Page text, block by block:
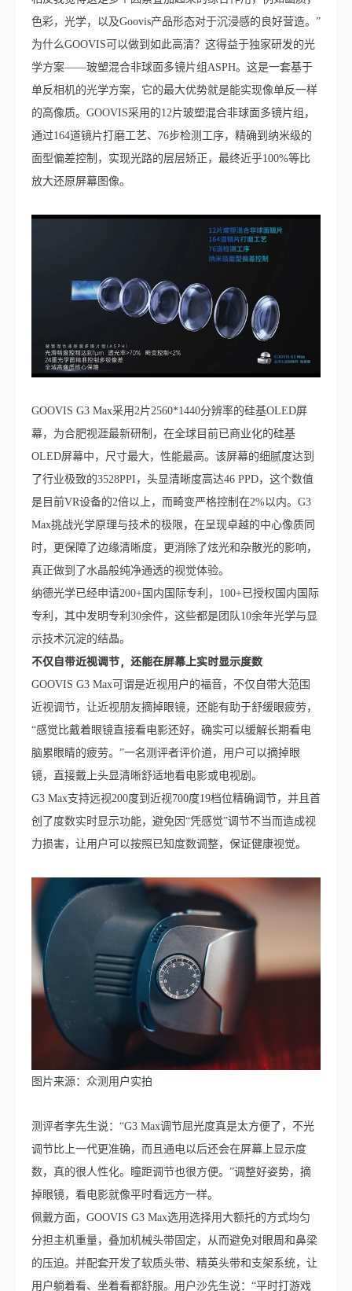
色彩，光学，以及Goovis产品形态对于沉浸感的良好营造。”
为什么GOOVIS可以做到如此高清？这得益于独家研发的光
学方案——玻塑混合非球面多镜片组ASPH。这是一套基于
单反相机的光学方案，它的最大优势就是能实现像单反一样
的高像质。GOOVIS采用的12片玻塑混合非球面多镜片组，
通过164道镜片打磨工艺、76步检测工序，精确到纳米级的
面型偏差控制，实现光路的层层矫正，最终近乎100%等比
放大还原屏幕图像。
GOOVIS G3 Max采用2片2560*1440分辨率的硅基OLED屏
幕，为合肥视涯最新研制，在全球目前已商业化的硅基
OLED屏幕中，尺寸最大，性能最高。该屏幕的细腻度达到
了行业极致的3528PPI，头显清晰度高达46 PPD，这个数值
是目前VR设备的2倍以上，而畸变严格控制在2%以内。G3
Max挑战光学原理与技术的极限，在呈现卓越的中心像质同
时，更保障了边缘清晰度，更消除了炫光和杂散光的影响，
真正做到了水晶般纯净通透的视觉体验。
纳德光学已经申请200+国内国际专利，100+已授权国内国际
专利，其中发明专利30余件，这些都是团队10余年光学与显
示技术沉淀的结晶。
不仅自带近视调节，还能在屏幕上实时显示度数
GOOVIS G3 Max可谓是近视用户的福音，不仅自带大范围
近视调节，让近视朋友摘掉眼镜，还能有助于舒缓眼疲劳，
“感觉比戴着眼镜直接看电影还好，确实可以缓解长期看电
脑累眼睛的疲劳。”一名测评者评价道，用户可以摘掉眼
镜，直接戴上头显清晰舒适地看电影或电视剧。
G3 Max支持远视200度到近视700度19档位精确调节，并且首
创了度数实时显示功能，避免因“凭感觉”调节不当而造成视
力损害，让用户可以按照已知度数调整，保证健康视觉。
图片来源：众测用户实拍
测评者李先生说：“G3 Max调节屈光度真是太方便了，不光
调节比上一代更准确，而且通电以后还会在屏幕上显示度
数，真的很人性化。瞳距调节也很方便。”调整好姿势，摘
掉眼镜，看电影就像平时看远方一样。
佩戴方面，GOOVIS G3 Max选用选择用大额托的方式均匀
分担主机重量，叠加机械头带固定，从而避免对眼周和鼻梁
的压迫。并配套开发了软质头带、精英头带和支架系统，让
用户躺着看、坐着看都舒服。用户沙先生说：“平时打游戏